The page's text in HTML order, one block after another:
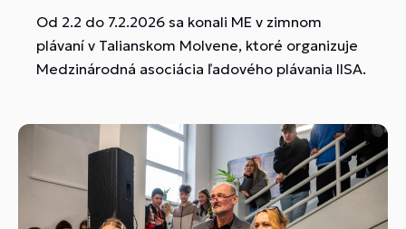
Od 2.2 do 7.2.2026 sa konali ME v zimnom
plávaní v Talianskom Molvene, ktoré organizuje
Medzinárodná asociácia ľadového plávania IISA.